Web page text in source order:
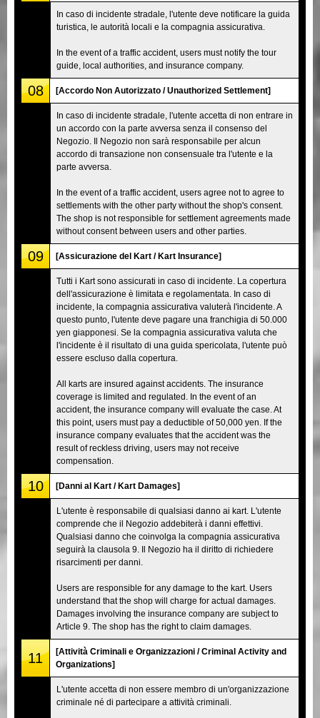
In caso di incidente stradale, l'utente deve notificare la guida
turistica, le autorità locali e la compagnia assicurativa.
In the event of a traffic accident, users must notify the tour
guide, local authorities, and insurance company.
08 [Accordo Non Autorizzato / Unauthorized Settlement]
In caso di incidente stradale, l'utente accetta di non entrare in
un accordo con la parte avversa senza il consenso del
Negozio. Il Negozio non sarà responsabile per alcun
accordo di transazione non consensuale tra l'utente e la
parte avversa.
In the event of a traffic accident, users agree not to agree to
settlements with the other party without the shop's consent.
The shop is not responsible for settlement agreements made
without consent between users and other parties.
09 [Assicurazione del Kart / Kart Insurance]
Tutti i Kart sono assicurati in caso di incidente. La copertura
dell'assicurazione è limitata e regolamentata. In caso di
incidente, la compagnia assicurativa valuterà l'incidente. A
questo punto, l'utente deve pagare una franchigia di 50.000
yen giapponesi. Se la compagnia assicurativa valuta che
l'incidente è il risultato di una guida spericolata, l'utente può
essere escluso dalla copertura.
All karts are insured against accidents. The insurance
coverage is limited and regulated. In the event of an
accident, the insurance company will evaluate the case. At
this point, users must pay a deductible of 50,000 yen. If the
insurance company evaluates that the accident was the
result of reckless driving, users may not receive
compensation.
10 [Danni al Kart / Kart Damages]
L'utente è responsabile di qualsiasi danno ai kart. L'utente
comprende che il Negozio addebiterà i danni effettivi.
Qualsiasi danno che coinvolga la compagnia assicurativa
seguirà la clausola 9. Il Negozio ha il diritto di richiedere
risarcimenti per danni.
Users are responsible for any damage to the kart. Users
understand that the shop will charge for actual damages.
Damages involving the insurance company are subject to
Article 9. The shop has the right to claim damages.
11
[Attività Criminali e Organizzazioni / Criminal Activity and
Organizations]
L'utente accetta di non essere membro di un'organizzazione
criminale né di partecipare a attività criminali.